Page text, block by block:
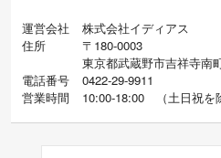
運営会社
株式会社イディアス
住所
〒180-0003
東京都武蔵野市吉祥寺南
電話番号
0422-29-9911
営業時間
10:00-18:00 （土日祝を